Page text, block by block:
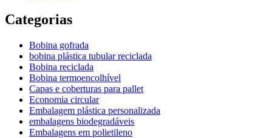
Categorias
Bobina gofrada
bobina plástica tubular reciclada
Bobina reciclada
Bobina termoencolhível
Capas e coberturas para pallet
Economia circular
Embalagem plástica personalizada
embalagens biodegradáveis
Embalagens em polietileno